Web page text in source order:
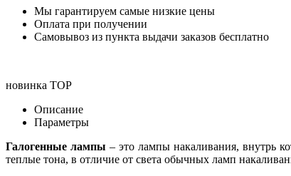
Мы гарантируем самые низкие цены
Оплата при получении
Самовывоз из пункта выдачи заказов бесплатно
новинка TOP
Описание
Параметры
Галогенные лампы – это лампы накаливания, внутрь
теплые тона, в отличие от света обычных ламп